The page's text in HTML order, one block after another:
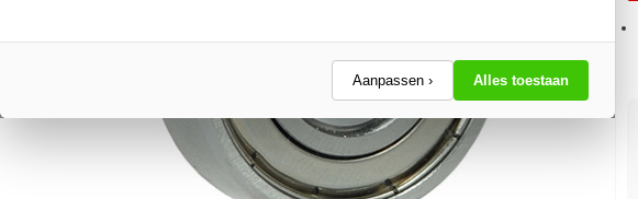
Aanpassen › Alles toestaan